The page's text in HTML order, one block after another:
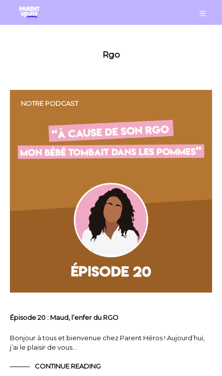
Rgo
NOTRE PODCAST
Épisode 20 : Maud, l’enfer du RGO
Bonjour à tous et bienvenue chez Parent Héros ! Aujourd’hui,
j’ai le plaisir de vous…
CONTINUE READING